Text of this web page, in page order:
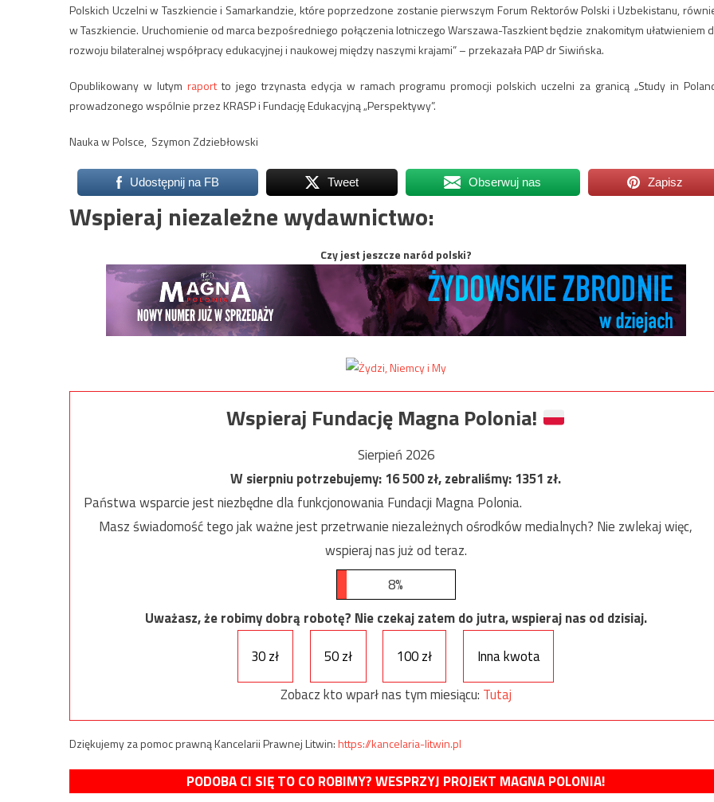
Polskich Uczelni w Taszkiencie i Samarkandzie, które poprzedzone zostanie pierwszym Forum Rektorów Polski i Uzbekistanu,
w Taszkiencie. Uruchomienie od marca bezpośredniego połączenia lotniczego Warszawa-Taszkient będzie znakomitym ułatwieniem
rozwoju bilateralnej współpracy edukacyjnej i naukowej między naszymi krajami” – przekazała PAP dr Siwińska.
Opublikowany w lutym raportto jego trzynasta edycja w ramach programu promocji polskich uczelni za granicą „Study in
prowadzonego wspólnie przez KRASP i Fundację Edukacyjną „Perspektywy”.
Nauka w Polsce, Szymon Zdziebłowski
Udostępnij na FB Tweet Obserwuj nas Zapisz
Wspieraj niezależne wydawnictwo:
Czy jest jeszcze naród polski?
Wspieraj Fundację Magna Polonia!
Sierpień 2026
W sierpniu potrzebujemy:16 500zł, zebraliśmy:1351 zł.
Państwa wsparcie jest niezbędne dla funkcjonowania Fundacji Magna Polonia.
Masz świadomość tego jak ważne jest przetrwanie niezależnych ośrodków medialnych? Nie zwlekaj więc,
wspieraj nas już od teraz.
8%
Uważasz, że robimy dobrą robotę? Nie czekaj zatem do jutra, wspieraj nas od dzisiaj.
30 zł
50 zł 100 zł
Inna kwota
Zobacz kto wparł nas tym miesiącu: Tutaj
Dziękujemy za pomoc prawną Kancelarii Prawnej Litwin:https://kancelaria-litwin.pl
PODOBA CI SIĘ TO CO ROBIMY? WESPRZYJ PROJEKT MAGNA POLONIA!